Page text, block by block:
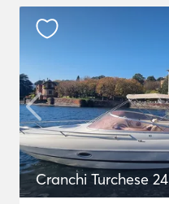
Cranchi Turchese 24